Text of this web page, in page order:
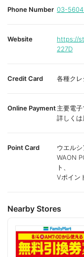
Phone Number 03-
Website
https://
227D
Credit Card 各種ク
Online Payment主要電
詳しく
Point Card
ウエル
WAON
ト、
Vポイン
Nearby Stores